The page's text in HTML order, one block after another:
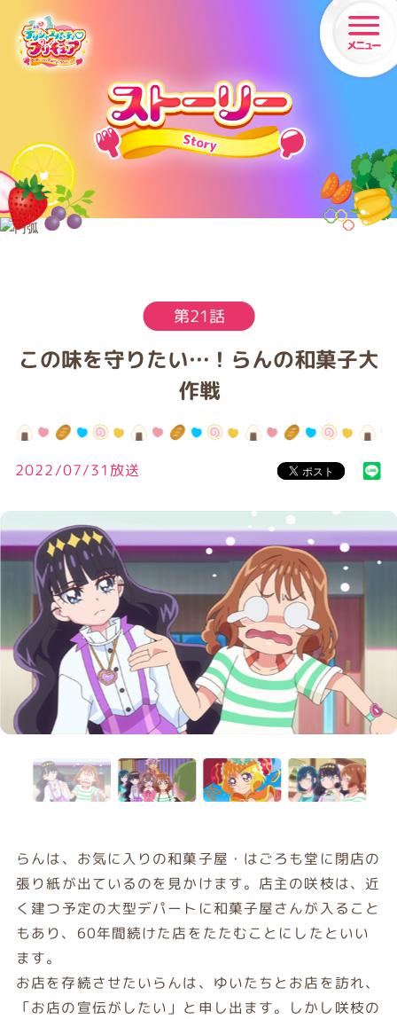
第21話
この味を守りたい…！らんの和菓子大
作戦
2022/07/31放送
らんは、お気に入りの和菓子屋・はごろも堂に閉店の
張り紙が出ているのを見かけます。店主の咲枝は、近
く建つ予定の大型デパートに和菓子屋さんが入ること
もあり、60年間続けた店をたたむことにしたといい
ます。
お店を存続させたいらんは、ゆいたちとお店を訪れ、
「お店の宣伝がしたい」と申し出ます。しかし咲枝の